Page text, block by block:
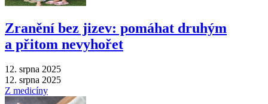
Zranění bez jizev: pomáhat druhým
a přitom nevyhořet
12. srpna 2025
12. srpna 2025
Z medicíny